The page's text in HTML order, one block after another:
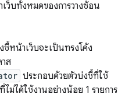
บทั้งหมดของการวางซ้อน
หน้าเว็บจะเป็นทรงโค้ง
ส
ประกอบด้วยตัวบ่งชี้ที่ใช้
ม่ได้ใช้งานอย่างน้อย 1 รายการ